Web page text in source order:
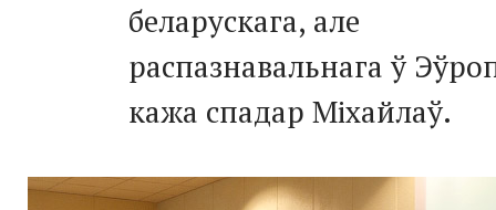
беларускага, але
распазнавальнага ў
кажа спадар Міхайлаў.